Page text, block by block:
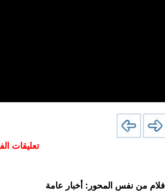
تعليقات
افلام من نفس المحور: أخبار عامة